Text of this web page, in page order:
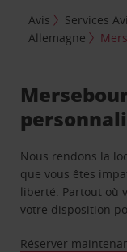
Avis Services
Allemagne
Nous rendons la
que vous êtes
liberté. Partout où
votre disposition
Réserver